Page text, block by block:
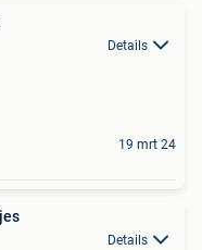
Details
19 mrt 24
Details